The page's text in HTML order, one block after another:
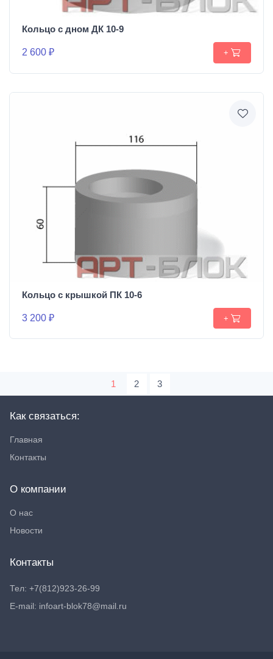
Кольцо с дном ДК 10-9
2 600 ₽ +
Кольцо с крышкой ПК 10-6
3 200 ₽ +
1 2 3
Как связаться:
Главная
Контакты
О компании
О нас
Новости
Контакты
Тел: +7(812)923-26-99
E-mail: infoart-blok78@mail.ru